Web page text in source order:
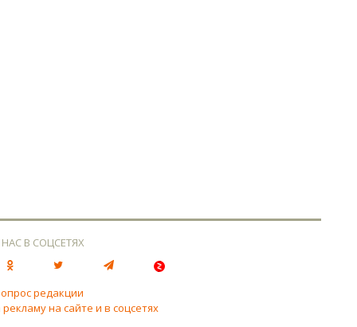
В СОЦСЕТЯХ
редакции
на сайте и в соцсетях